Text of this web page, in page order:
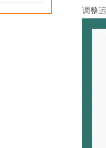
调整